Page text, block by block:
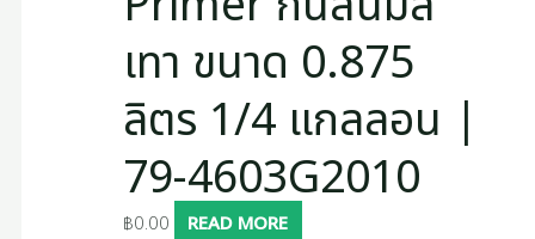
เทา ขนาด 0.875
ลิตร 1/4 แกลลอน |
79-4603G2010
฿0.00 READ MORE